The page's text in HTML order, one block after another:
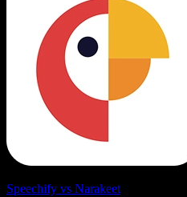
Speechify vs Narakeet